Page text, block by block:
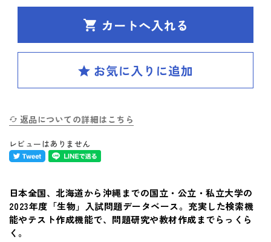
株式会社 学書
SPIRAL（スパイラル）新ラインナップ発刊
英検(R)突破
新刊 高校への準備
お買い物ガイド
よくあるご質問
返品についての詳細はこちら
レビューはありません
日本全国、北海道から沖縄までの国立・公立・私立大学の
2023年度「生物」入試問題データベース。充実した検索機
能やテスト作成機能で、問題研究や教材作成までらっくら
く。